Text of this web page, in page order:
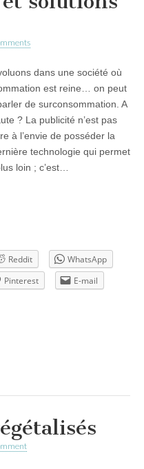
dans une société où
est reine… on peut
de surconsommation. A
? La publicité n’est pas
à l’envie de posséder la
technologie qui permet
loin ; c’est…
Reddit
WhatsApp
Pinterest
E-mail